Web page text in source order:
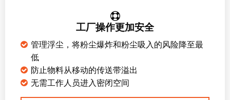
工厂操作更加安全
管理浮尘，将粉尘爆炸和粉尘吸入的风险降至最
低
防止物料从移动的传送带溢出
无需工作人员进入密闭空间